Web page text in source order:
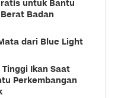
untuk Bantu
Badan
dari Blue Light
Ikan Saat
Perkembangan